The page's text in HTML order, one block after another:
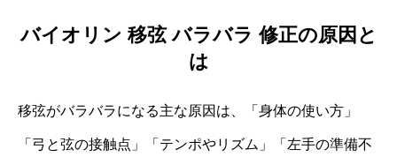
バイオリン 移弦 バラバラ 修正の原因と
は
移弦がバラバラになる主な原因は、「身体の使い方」
「弓と弦の接触点」「テンポやリズム」「左手の準備不